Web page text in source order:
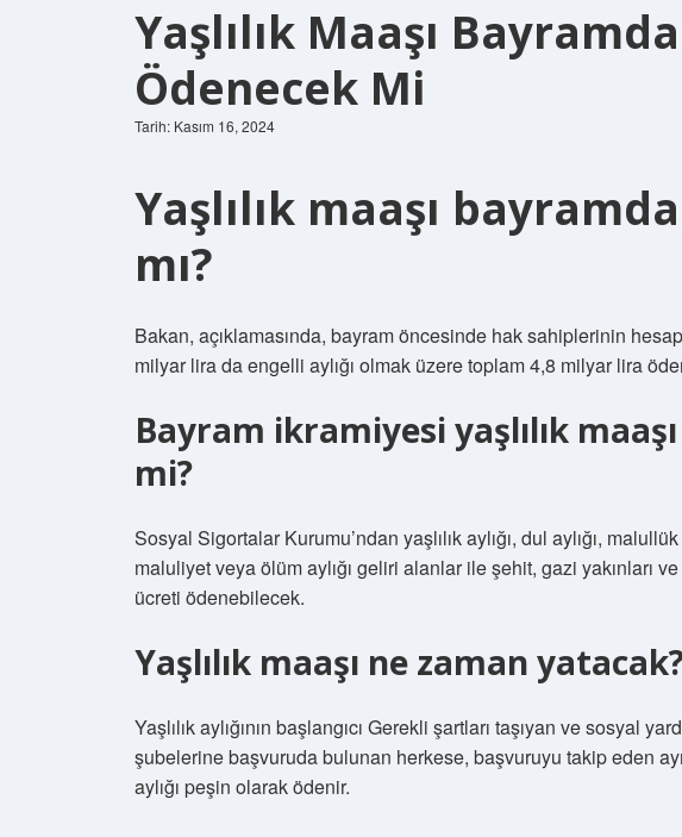
Yaşlılık Maaşı
Ödenecek Mi
Tarih: Kasım 16, 2024
Yaşlılık maaşı
mı?
Bakan, açıklamasında, bayram öncesinde hak sahiplerinin
milyar lira da engelli aylığı olmak üzere toplam 4,8 milyar lira
Bayram ikramiyesi yaşlılık
mi?
Sosyal Sigortalar Kurumu’ndan yaşlılık aylığı, dul aylığı, malullük
maluliyet veya ölüm aylığı geliri alanlar ile şehit, gazi yakınları
ücreti ödenebilecek.
Yaşlılık maaşı ne zaman
Yaşlılık aylığının başlangıcı Gerekli şartları taşıyan ve sosyal
şubelerine başvuruda bulunan herkese, başvuruyu takip eden
aylığı peşin olarak ödenir.